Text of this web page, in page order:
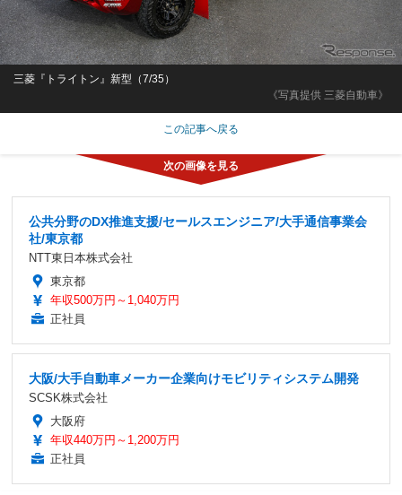
《写真提供 三菱自動車》
三菱『トライトン』新型（7/35）
この記事へ戻る
公共分野のDX推進支援/セールスエンジニア/大手通信事業会
社/東京都
NTT東日本株式会社
東京都
年収500万円～1,040万円
正社員
大阪/大手自動車メーカー企業向けモビリティシステム開発
SCSK株式会社
大阪府
年収440万円～1,200万円
正社員